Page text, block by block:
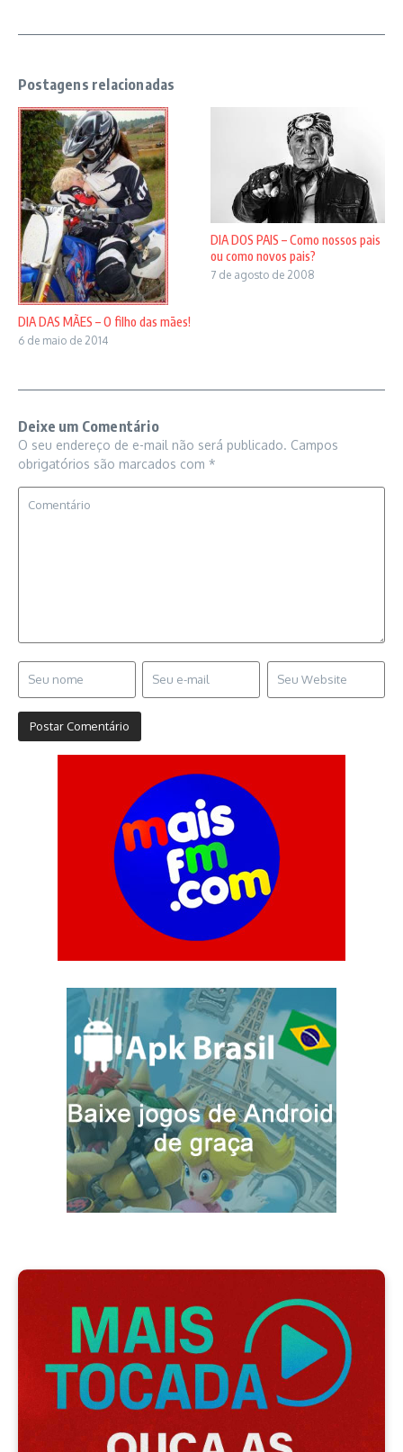
Postagens relacionadas
DIA DAS MÃES – O filho das mães!
6 de maio de 2014
DIA DOS PAIS – Como nossos pais
ou como novos pais?
7 de agosto de 2008
Deixe um Comentário
O seu endereço de e-mail não será publicado. Campos
obrigatórios são marcados com *